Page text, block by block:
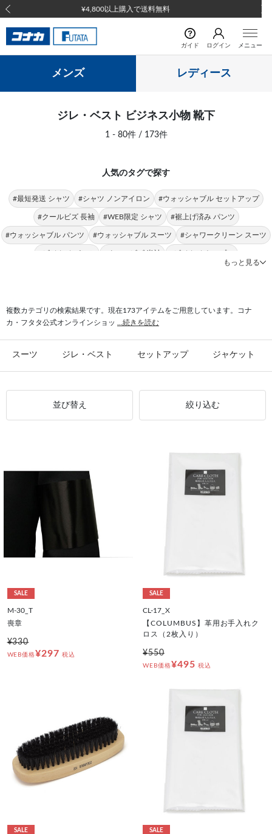
前の画像
ガイド ログイン メニュー
メンズ レディース
ジレ・ベスト ビジネス小物 靴下
1 - 80件 / 173件
人気のタグで探す
#最短発送 シャツ #シャツ ノンアイロン #ウォッシャブル セットアップ
#クールビズ 長袖 #WEB限定 シャツ #裾上げ済み パンツ
#ウォッシャブル パンツ #ウォッシャブル スーツ #シャワークリーン スーツ
#ビジカジ パンツ #クールビズ 半袖 #ビジカジ トップス
#スーツ フォーマル
もっと見る
複数カテゴリの検索結果です。現在173アイテムをご用意しています。コナ
カ・フタタ公式オンラインショッ
...続きを読む
スーツ ジレ・ベスト セットアップ ジャケット
並び替え 絞り込む
SALE
M-30_T
喪章
¥330
WEB価格¥297 税込
SALE
CL-17_X
【COLUMBUS】革用お手入れク
ロス（2枚入り）
¥550
WEB価格¥495 税込
SALE SALE